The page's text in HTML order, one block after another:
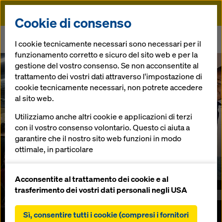
Doka
La responsabilità per Umdasch Group non può essere ignorata.
Cookie di consenso
I cookie tecnicamente necessari sono necessari per il
funzionamento corretto e sicuro del sito web e per la
gestione del vostro consenso. Se non acconsentite al
trattamento dei vostri dati attraverso l'impostazione di
cookie tecnicamente necessari, non potrete accedere
al sito web.
Utilizziamo anche altri cookie e applicazioni di terzi
con il vostro consenso volontario. Questo ci aiuta a
garantire che il nostro sito web funzioni in modo
ottimale, in particolare
nostro sito web (cookie funzionali e statistici),
facilitare un processo di acquisto senza problemi
statistici),
Acconsentite al trattamento dei cookie e al
trasferimento dei vostri dati personali negli USA
Sì, consentire tutti i cookie (compresi i fornitori